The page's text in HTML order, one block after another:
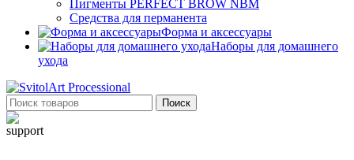
Пигменты PERFECT BROW NBM
Средства для перманента
Форма и аксессуары
Наборы для домашнего
ухода
Поиск